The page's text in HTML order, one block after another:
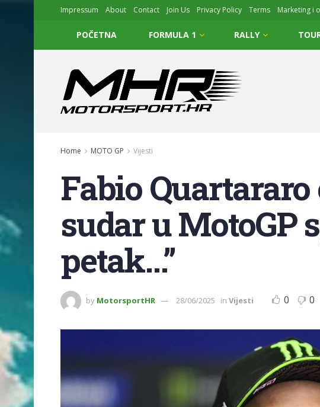
Impressum About Contact Join Us Privacy Policy Terms Marketing i
POČETNA FORMULA 1 RALLY
Home MOTO GP Vijesti
Fabio
sudar u MotoGP
petak…”
by MotorsportHR 28/06/2025 in Vijesti 0 0